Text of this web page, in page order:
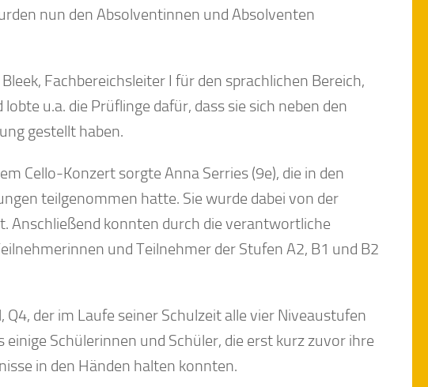
nun den Absolventinnen und Absolventen
Fachbereichsleiter I für den sprachlichen Bereich,
u.a. die Prüflinge dafür, dass sie sich neben den
gestellt haben.
Cello-Konzert sorgte Anna Serries (9e), die in den
teilgenommen hatte. Sie wurde dabei von der
Anschließend konnten durch die verantwortliche
und Teilnehmer der Stufen A2, B1 und B2
der im Laufe seiner Schulzeit alle vier Niveaustufen
Schülerinnen und Schüler, die erst kurz zuvor ihre
in den Händen halten konnten.